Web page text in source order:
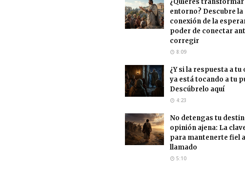
entorno? Descubre la
conexión de la
poder de conectar
corregir
8:09
¿Y si la respuesta a
ya está tocando a tu
Descúbrelo aquí
4:23
No detengas tu
opinión ajena: La
para mantenerte fiel
llamado
5:10